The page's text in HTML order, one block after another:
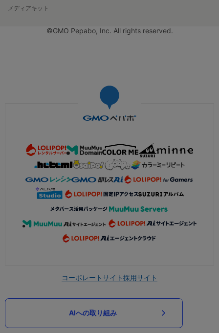
メディアキット
©GMO Pepabo, Inc. All rights reserved.
コーポレートサイト採用サイト
AIへの取り組み